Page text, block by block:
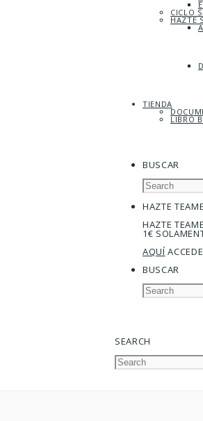
CICLO
HAZTE
TIENDA
LIBRO
BUSCAR
HAZTE
HAZTE
1€
AQUÍ
BUSCAR
SEARCH